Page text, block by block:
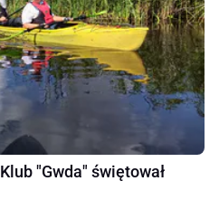
"Gwda" świętował